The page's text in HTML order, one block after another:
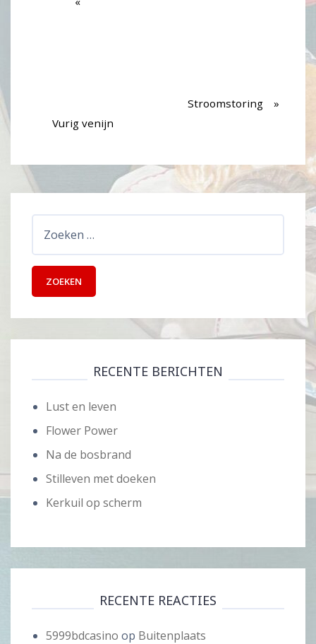
Vurig venijn
Stroomstoring
RECENTE BERICHTEN
Lust en leven
Flower Power
Na de bosbrand
Stilleven met doeken
Kerkuil op scherm
RECENTE REACTIES
5999bdcasino op Buitenplaats